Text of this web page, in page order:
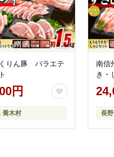
りん豚 バラエテ
円
喬木村
南信
き・
長